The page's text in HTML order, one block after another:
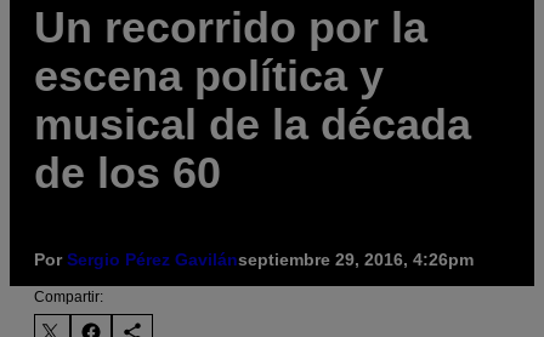
Un recorrido por la
escena política y
musical de la década
de los 60
PorSergio Pérez Gavilánseptiembre 29, 2016, 4:26pm
Compartir: